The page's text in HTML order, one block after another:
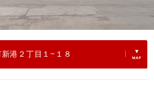
港２丁目１−１８